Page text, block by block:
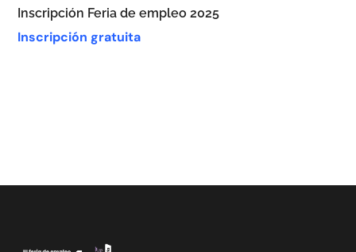
Inscripción Feria de empleo 2025
Inscripción gratuita